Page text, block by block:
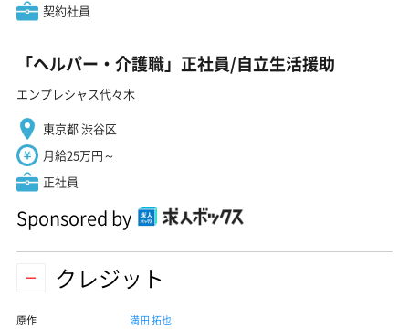
契約社員
「ヘルパー・介護職」正社員/自立生活援助
エンプレシャス代々木
東京都 渋谷区
月給25万円～
正社員
Sponsored by
クレジット
原作 満田 拓也